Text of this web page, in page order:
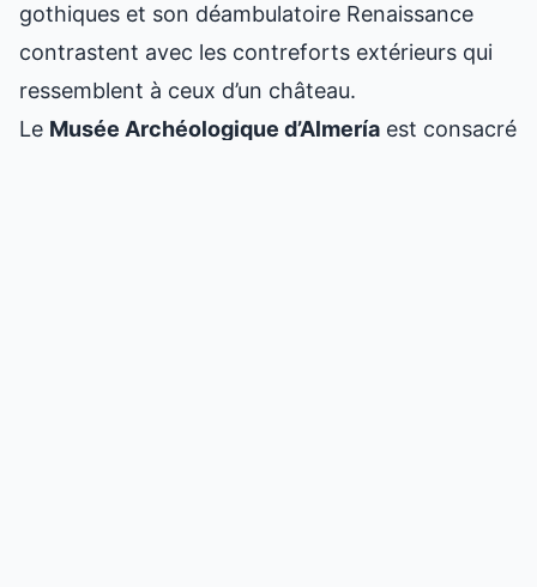
gothiques et son déambulatoire Renaissance
contrastent avec les contreforts extérieurs qui
ressemblent à ceux d’un château.
Le Musée Archéologique d’Almería est consacré